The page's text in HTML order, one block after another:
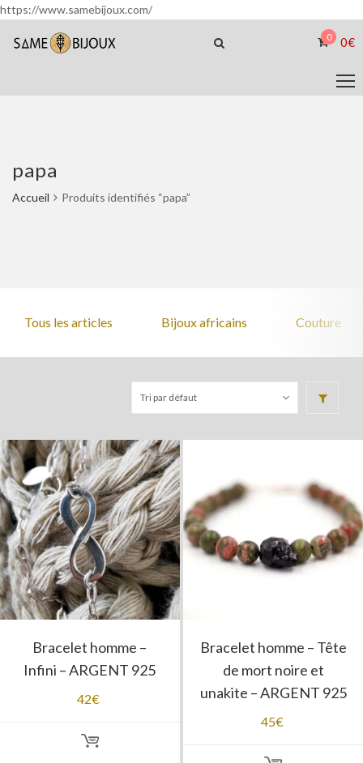
https://www.samebijoux.com/
0 0€
papa
Accueil Produits identifiés “papa”
Tous les articles Bijoux africains Couture
Bracelet homme –
Infini – ARGENT 925
42€
Bracelet homme – Tête
de mort noire et
unakite – ARGENT 925
45€